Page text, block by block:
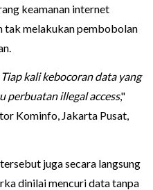
keamanan internet
tak melakukan pembobolan
kali kebocoran data yang
perbuatan illegal access,"
Kominfo, Jakarta Pusat,
juga secara langsung
dinilai mencuri data tanpa